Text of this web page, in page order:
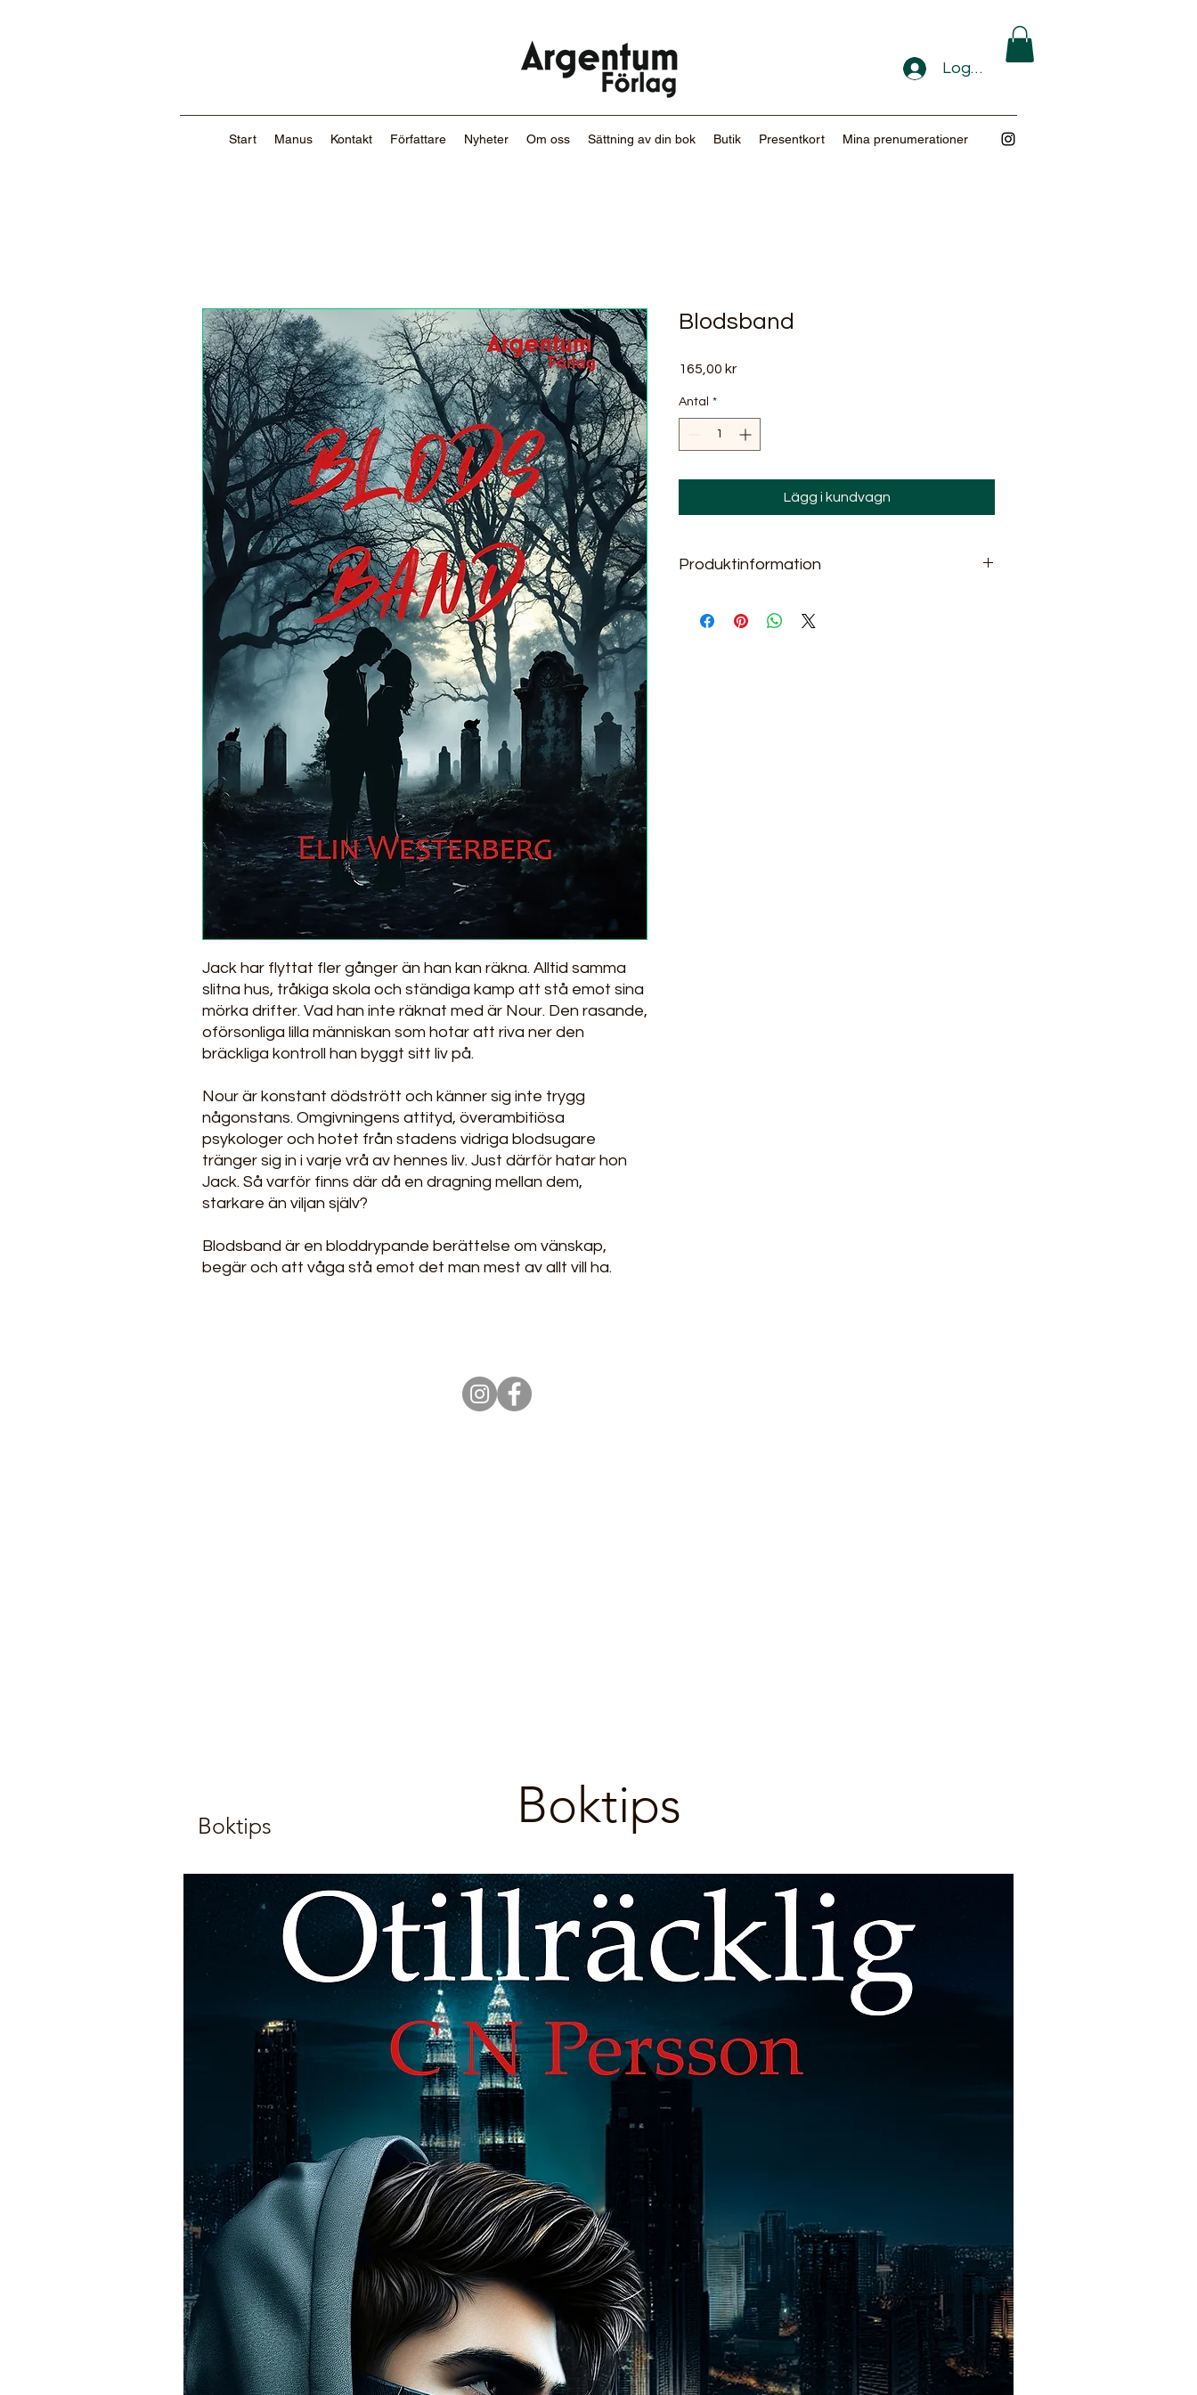
Logga in
Start Manus Kontakt Författare Nyheter Om oss Sättning av din bok Butik Presentkort Mina prenumerationer
Jack har flyttat fler gånger än han kan räkna. Alltid samma
slitna hus, tråkiga skola och ständiga kamp att stå emot sina
mörka drifter. Vad han inte räknat med är Nour. Den rasande,
oförsonliga lilla människan som hotar att riva ner den
bräckliga kontroll han byggt sitt liv på.
Nour är konstant dödstrött och känner sig inte trygg
någonstans. Omgivningens attityd, överambitiösa
psykologer och hotet från stadens vidriga blodsugare
tränger sig in i varje vrå av hennes liv. Just därför hatar hon
Jack. Så varför finns där då en dragning mellan dem,
starkare än viljan själv?
Blodsband är en bloddrypande berättelse om vänskap,
begär och att våga stå emot det man mest av allt vill ha.
Blodsband
165,00 krPris
Antal *
Lägg i kundvagn
Produktinformation
Boktips
Boktips